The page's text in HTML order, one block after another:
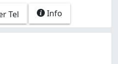
Tel Info